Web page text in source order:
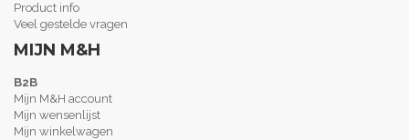
Product info
Veel gestelde vragen
MIJN M&H
B2B
Mijn M&H account
Mijn wensenlijst
Mijn winkelwagen